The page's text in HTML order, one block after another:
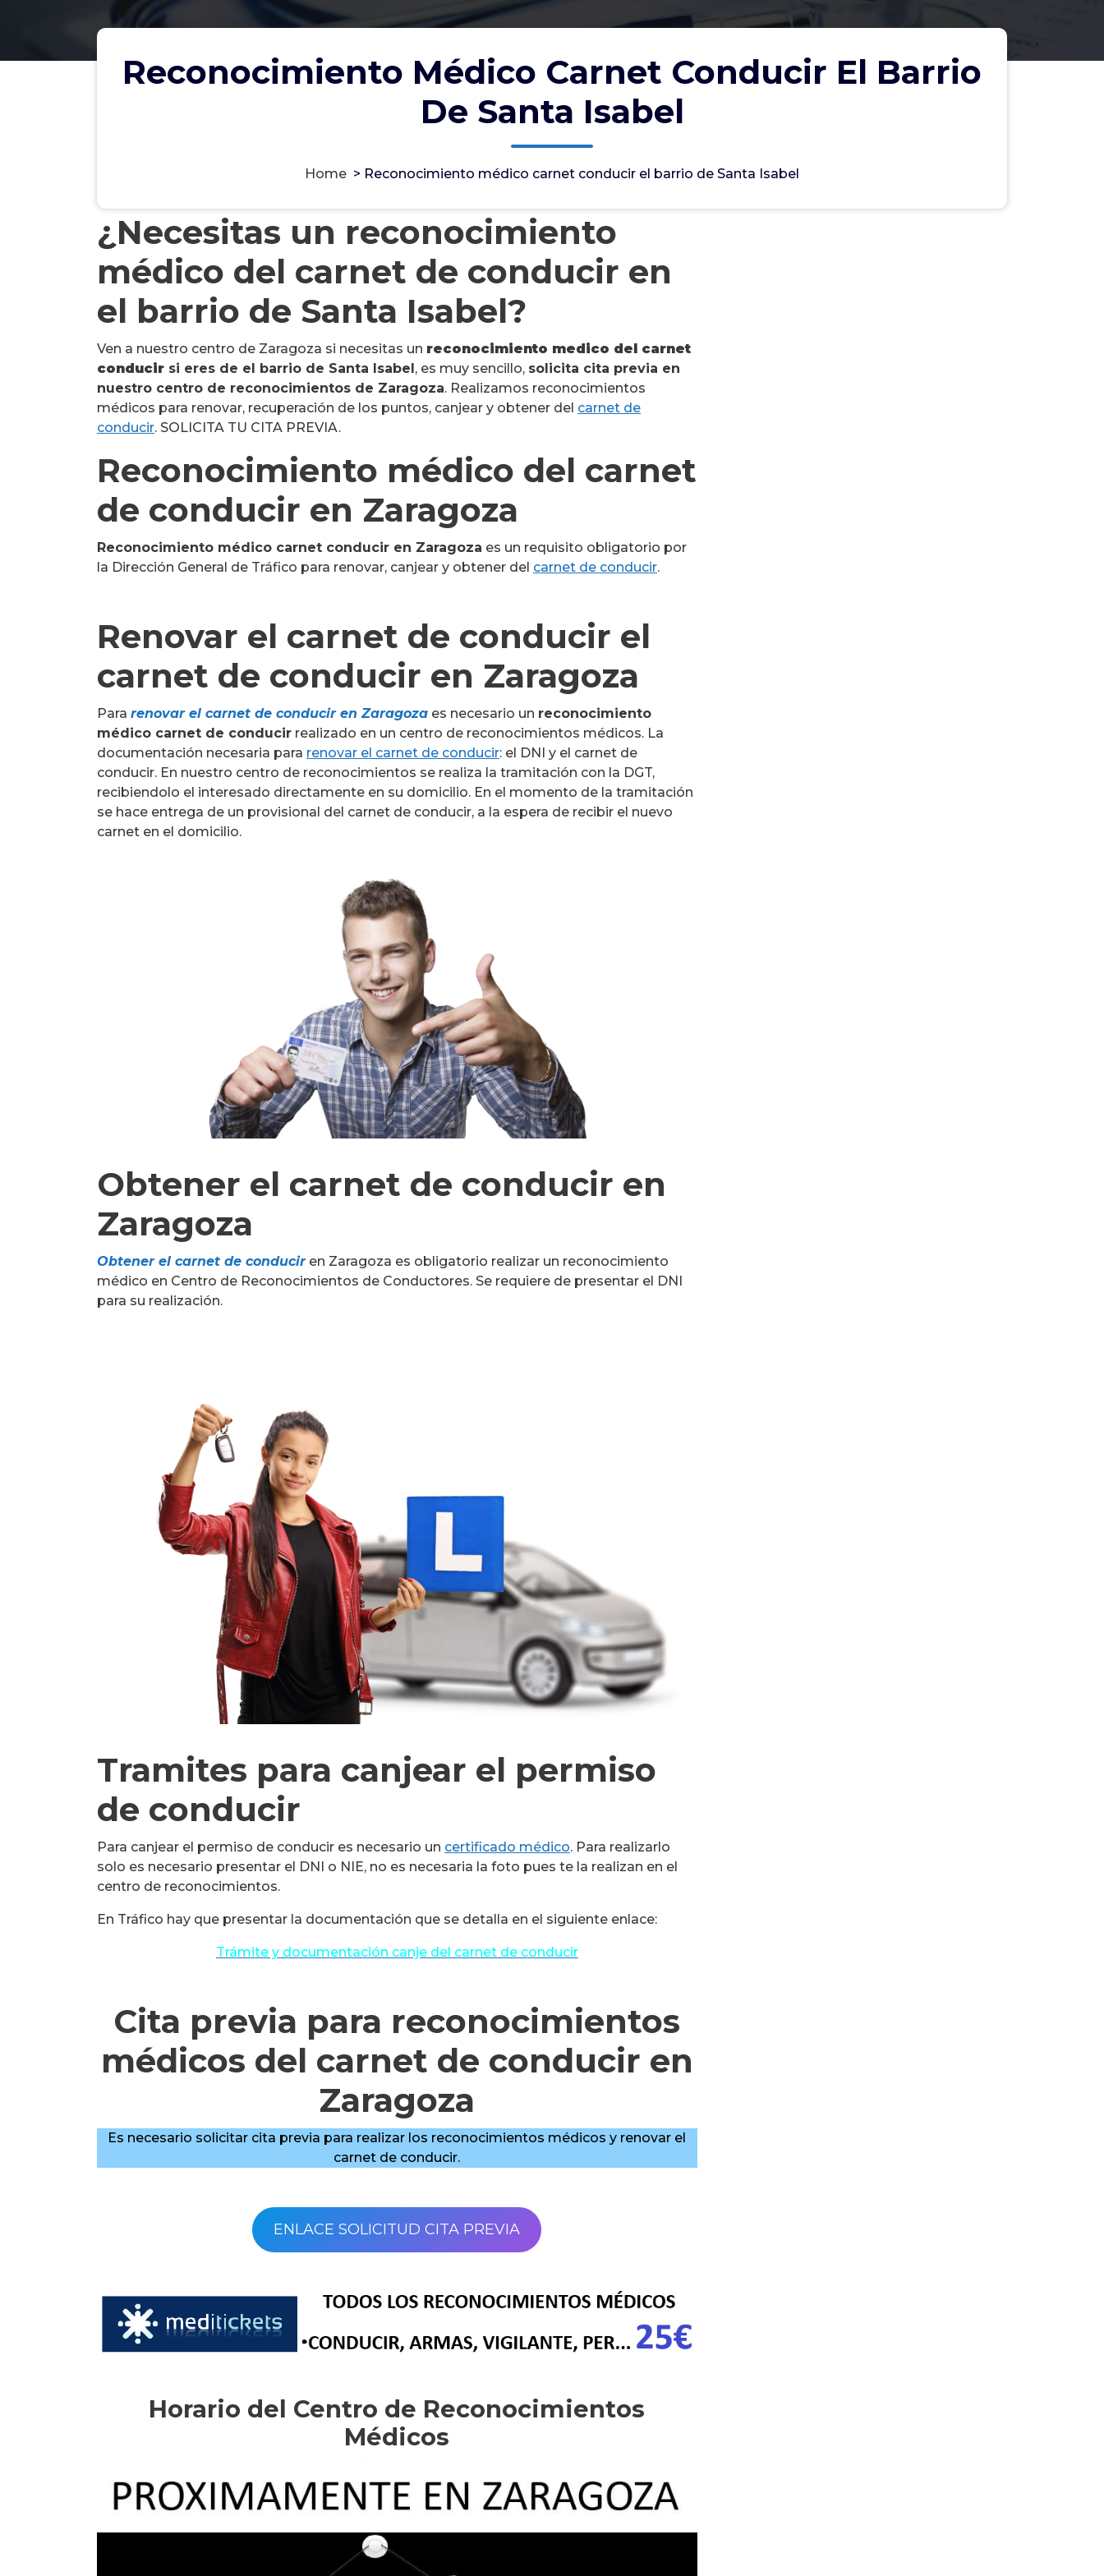
Reconocimiento Médico Carnet Conducir El Barrio
De Santa Isabel
Home > Reconocimiento médico carnet conducir el barrio de Santa Isabel
¿Necesitas un reconocimiento
médico del carnet de conducir en
el barrio de Santa Isabel?
Ven a nuestro centro de Zaragoza si necesitas un reconocimiento medico del carnet
conducir si eres de el barrio de Santa Isabel, es muy sencillo, solicita cita previa en
nuestro centro de reconocimientos de Zaragoza. Realizamos reconocimientos
médicos para renovar, recuperación de los puntos, canjear y obtener del carnet de
conducir. SOLICITA TU CITA PREVIA.
Reconocimiento médico del carnet
de conducir en Zaragoza
Reconocimiento médico carnet conducir en Zaragoza es un requisito obligatorio por
la Dirección General de Tráfico para renovar, canjear y obtener del carnet de conducir.
Renovar el carnet de conducir el
carnet de conducir en Zaragoza
Para renovar el carnet de conducir en Zaragoza es necesario un reconocimiento
médico carnet de conducir realizado en un centro de reconocimientos médicos. La
documentación necesaria para renovar el carnet de conducir: el DNI y el carnet de
conducir. En nuestro centro de reconocimientos se realiza la tramitación con la DGT,
recibiendolo el interesado directamente en su domicilio. En el momento de la tramitación
se hace entrega de un provisional del carnet de conducir, a la espera de recibir el nuevo
carnet en el domicilio.
Obtener el carnet de conducir en
Zaragoza
Obtener el carnet de conduciren Zaragoza es obligatorio realizar un reconocimiento
médico en Centro de Reconocimientos de Conductores. Se requiere de presentar el DNI
para su realización.
Tramites para canjear el permiso
de conducir
Para canjear el permiso de conducir es necesario un certificado médico. Para realizarlo
solo es necesario presentar el DNI o NIE, no es necesaria la foto pues te la realizan en el
centro de reconocimientos.
En Tráfico hay que presentar la documentación que se detalla en el siguiente enlace:
Trámite y documentación canje del carnet de conducir
Cita previa para reconocimientos
médicos del carnet de conducir en
Zaragoza
Es necesario solicitar cita previa para realizar los reconocimientos médicos y renovar el
carnet de conducir.
ENLACE SOLICITUD CITA PREVIA
Horario del Centro de Reconocimientos
Médicos